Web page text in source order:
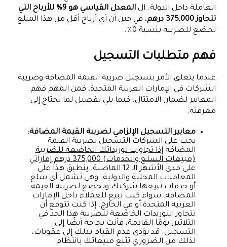
العاملة داخل الدولة. ال
المعدل القياسي هو 9% للأرباح التي
تتجاوز 375,000 درهم
، في حين أن أي أرباح أقل من هذا المبلغ
تخضع للضريبة بنسبة 0٪.
فهم متطلبات التسجيل
عندما يتعلق الأمر بتسجيل ضريبة القيمة المضافة وضريبة
الشركات في الإمارات العربية المتحدة، فمن المهم فهم
المعايير لضمان الامتثال. فيما يلي تفصيل لما تحتاج إلى
معرفته.
معايير التسجيل الإلزامي لضريبة القيمة المضافة:
يجب على الشركات التسجيل لضريبة القيمة
المضافةإذا تجاوزت توريداتك الخاضعة للضريبة
(مبيعات السلع والخدمات) 375,000 درهم إماراتي
على مدى الأشهر الـ 12 الماضية. ينطبق هذا على
المعاملات المحلية والدولية. وهي تشمل أي سلع
أو خدمات تبيعها شركتك وتخضع لضريبة القيمة
المضافة، سواء كنت تبيع للعملاء داخل الإمارات
العربية المتحدة أو في الخارج. إذا كنت تتوقع أن
تتجاوز التوريدات الخاضعة للضريبة هذا الحد في
الثلاثين يومًا القادمة، فأنت بحاجة أيضًا إلى
التسجيل. قد يؤدي عدم القيام بذلك إلى عقوبات،
لذلك من الضروري تتبع مبيعاتك بانتظام.